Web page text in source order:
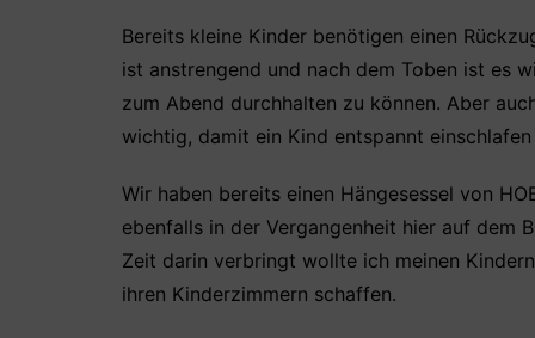
c
e
b
o
o
k
itt
er
at
s
A
p
er
e
st
le
n
Bereits kleine Kinder benötigen einen
ist anstrengend und nach dem Toben ist es
zum Abend durchhalten zu können. Aber
wichtig, damit ein Kind entspannt einschlafen
Wir haben bereits einen Hängesessel von
ebenfalls in der Vergangenheit hier auf dem
Zeit darin verbringt wollte ich meinen
ihren Kinderzimmern schaffen.